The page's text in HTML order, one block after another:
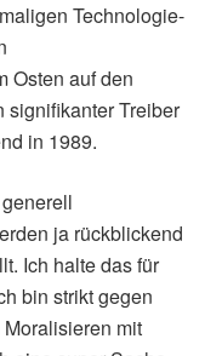
Technologie-
Osten auf den
signifikanter Treiber
in 1989.
ja rückblickend
Ich halte das für
bin strikt gegen
mit